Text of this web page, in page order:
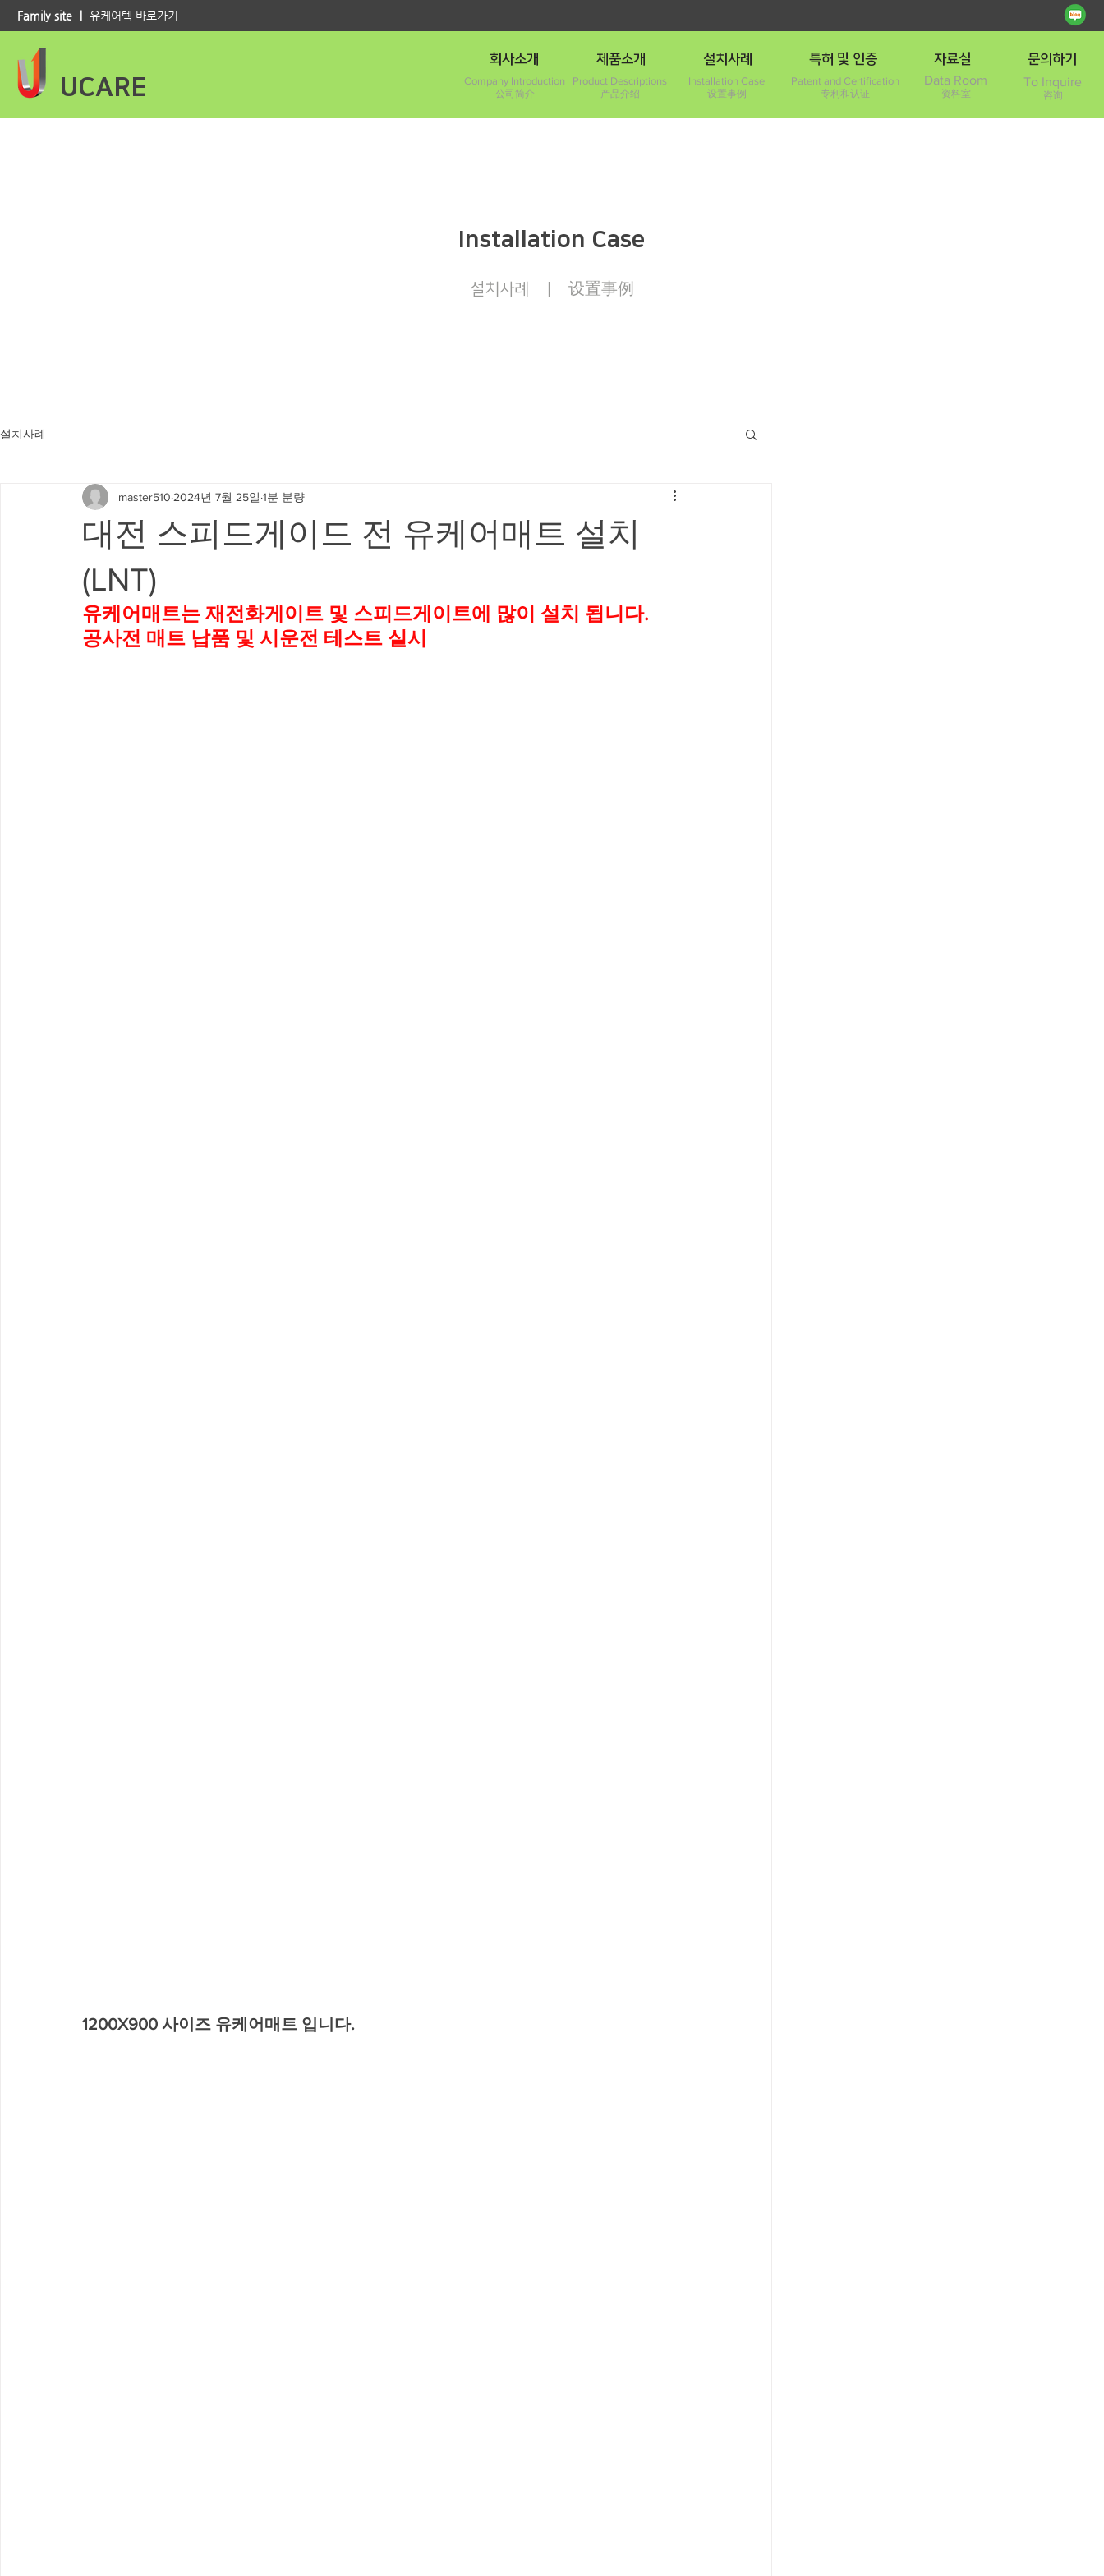
Family site ｜ 유케어텍 바로가기
UCARE
회사소개 제품소개 설치사례 특허 및 인증 자료실 문의하기
Company Introduction
公司简介
Product Descriptions
产品介绍
Installation Case
设置事例
Patent and Certification
专利和认证
Data Room
资料室
To Inquire
咨询
Installation Case
설치사례 ｜ 设置事例
설치사례
대전 스피드게이드 전 유케어매트 설치
(LNT)
master510 2024년 7월 25일 1분 분량
유케어매트는 재전화게이트 및 스피드게이트에 많이 설치 됩니다.
공사전 매트 납품 및 시운전 테스트 실시
1200X900 사이즈 유케어매트 입니다.